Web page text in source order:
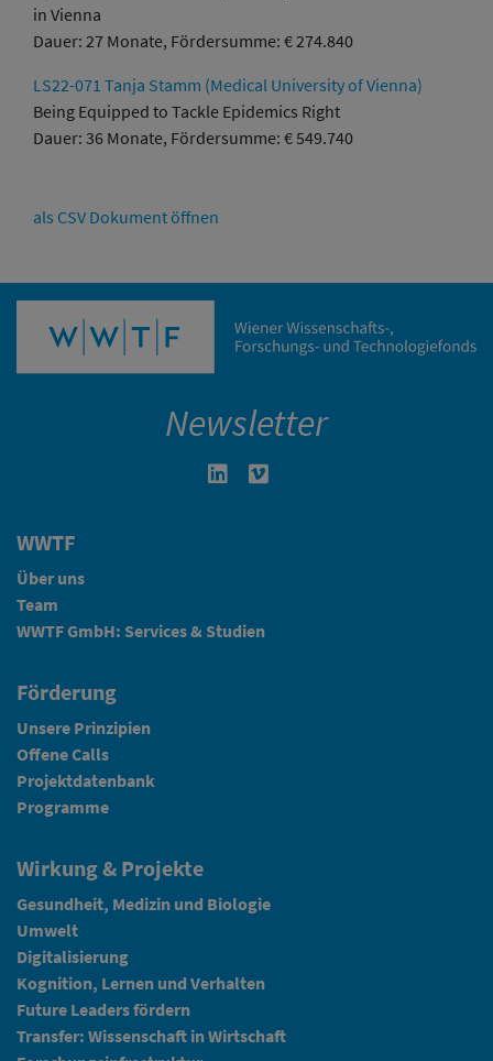
in Vienna
Dauer: 27 Monate, Fördersumme: € 274.840
LS22-071 Tanja Stamm (Medical University of Vienna)
Being Equipped to Tackle Epidemics Right
Dauer: 36 Monate, Fördersumme: € 549.740
als CSV Dokument öffnen
Newsletter
Linkedin in neuem Fenster öffnen
WWTF
Über uns
Team
WWTF GmbH: Services & Studien
Förderung
Unsere Prinzipien
Offene Calls
Projektdatenbank
Programme
Wirkung & Projekte
Gesundheit, Medizin und Biologie
Umwelt
Digitalisierung
Kognition, Lernen und Verhalten
Future Leaders fördern
Transfer: Wissenschaft in Wirtschaft